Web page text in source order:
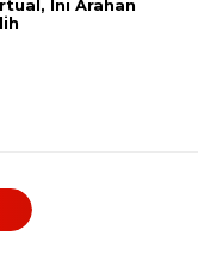
Ini Arahan